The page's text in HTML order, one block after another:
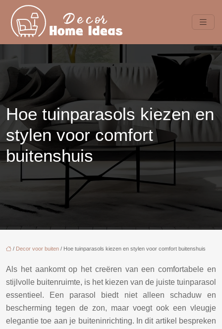
Hoe tuinparasols kiezen en
stylen voor comfort
buitenshuis
/ Decor voor buiten / Hoe tuinparasols kiezen en stylen voor comfort buitenshuis
Als het aankomt op het creëren van een comfortabele en
stijlvolle buitenruimte, is het kiezen van de juiste tuinparasol
essentieel. Een parasol biedt niet alleen schaduw en
bescherming tegen de zon, maar voegt ook een vleugje
elegantie toe aan je buiteninrichting. In dit artikel bespreken